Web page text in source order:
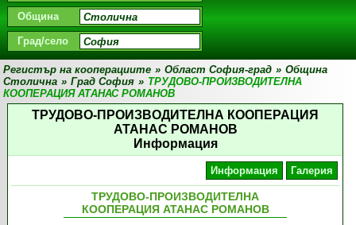
Община
Град/село
Регистър на кооперациите » Област София-град » Община
Столична » Град София » ТРУДОВО-ПРОИЗВОДИТЕЛНА
КООПЕРАЦИЯ АТАНАС РОМАНОВ
ТРУДОВО-ПРОИЗВОДИТЕЛНА КООПЕРАЦИЯ
АТАНАС РОМАНОВ
Информация
Информация Галерия
ТРУДОВО-ПРОИЗВОДИТЕЛНА
КООПЕРАЦИЯ АТАНАС РОМАНОВ